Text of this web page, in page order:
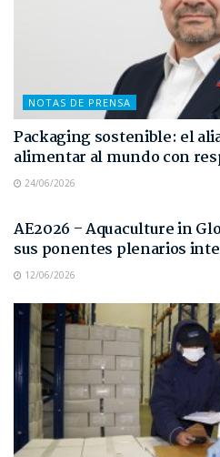
NOTAS DE PRENSA
Packaging sostenible: el
alimentar al mundo con
24/06/2026
AE2026 – Aquaculture in
sus ponentes plenarios
12/06/2026